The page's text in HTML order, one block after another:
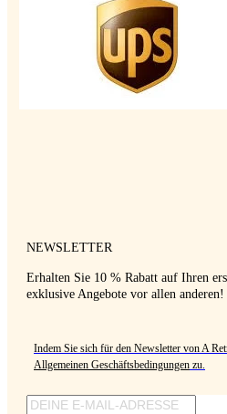
NEWSLETTER
Erhalten Sie 10 % Rabatt auf Ihren
exklusive Angebote vor allen
Indem Sie sich für den Newsletter von A
Allgemeinen Geschäftsbedingungen zu.